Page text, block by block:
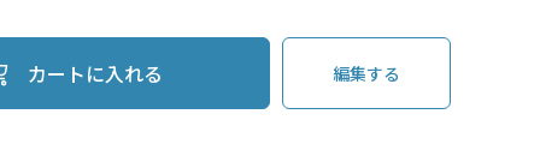
カートに入れる 編集する